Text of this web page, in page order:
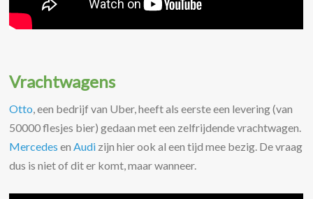
Vrachtwagens
Otto , een bedrijf van Uber, heeft als eerste een levering (van
50000 flesjes bier) gedaan met een zelfrijdende vrachtwagen.
Mercedes en Audi zijn hier ook al een tijd mee bezig. De vraag
dus is niet of dit er komt, maar wanneer.